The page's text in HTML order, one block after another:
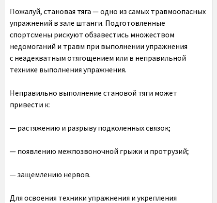
Пожалуй, становая тяга — одно из самых травмоопасных
упражнений в зале штанги. Подготовленные
спортсмены рискуют обзавестись множеством
недомоганий и травм при выполнении упражнения
с неадекватным отягощением или в неправильной
технике выполнения упражнения.
Неправильно выполнение становой тяги может
привести к:
— растяжению и разрыву подколенных связок;
— появлению межпозвоночной грыжи и протрузий;
— защемлению нервов.
Для освоения техники упражнения и укрепления